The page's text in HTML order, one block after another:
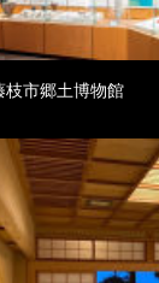
枝市郷土博物館